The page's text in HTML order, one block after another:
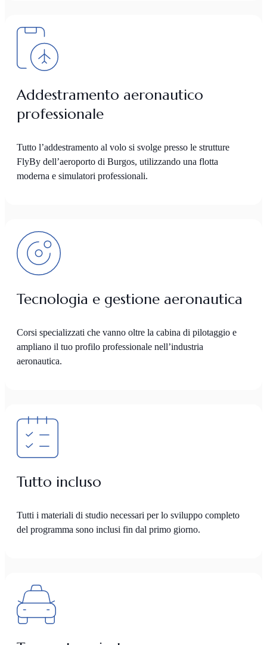
Addestramento aeronautico
professionale
Tutto l’addestramento al volo si svolge presso le strutture
FlyBy dell’aeroporto di Burgos, utilizzando una flotta
moderna e simulatori professionali.
Tecnologia e gestione aeronautica
Corsi specializzati che vanno oltre la cabina di pilotaggio e
ampliano il tuo profilo professionale nell’industria
aeronautica.
Tutto incluso
Tutti i materiali di studio necessari per lo sviluppo completo
del programma sono inclusi fin dal primo giorno.